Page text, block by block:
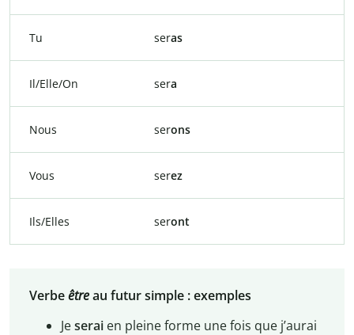
Tu seras
Il/Elle/On sera
Nous serons
Vous serez
Ils/Elles seront
Verbeêtreau futur simple : exemples
Jeseraien pleine forme une fois que j’aurai